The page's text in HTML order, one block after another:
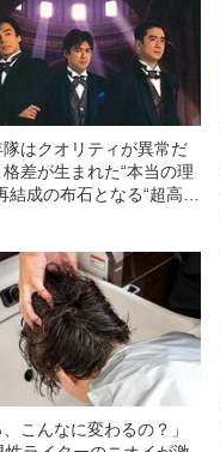
隊はクオリティが異常だ
格差が生まれた“本当の理
結成の布石となる“超高額
、こんなに変わるの？」